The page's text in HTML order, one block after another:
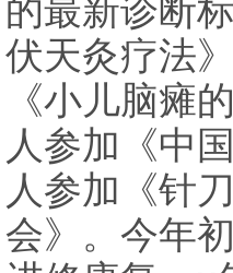
的最新诊断
伏天灸疗法
《小儿脑瘫
人参加《中
人参加《针
会》。今年